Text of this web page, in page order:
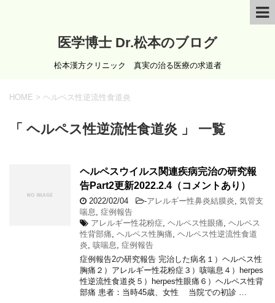
医学博士 Dr.松本のブログ
松本漢方クリニック 真実の治る医療の求道者
HOME > ヘルペス性逆流性食道炎
「 ヘルペス性逆流性食道炎 」 一覧
ヘルペスウイルス関連疾病完治の研究報
告Part2更新2022.2.4（コメントあり）
2022/02/04 -アレルギー性鼻炎結膜炎 気管支
喘息
症例報告
アレルギー性花粉症 ヘルペス性眼痛 ヘルペス
性背部痛 ヘルペス性胸痛 ヘルペス性逆流性食道
炎 咳喘息
症例報告
症例報告2の研究報告 完治した病名１）ヘルペス性
胸痛２）アレルギー性花粉症３）咳喘息４）herpes
性逆流性食道炎５）herpes性眼痛６）ヘルペス性背
部痛 患者：当時45歳、女性 当院での初診 …